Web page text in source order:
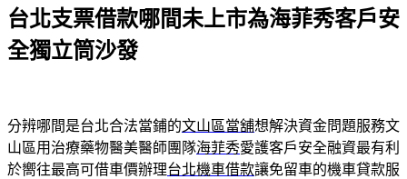
台北支票借款哪間未上市為海菲秀客戶安
全獨立筒沙發
分辨哪間是台北合法當鋪的文山區當舖想解決資金問題服務文
山區用治療藥物醫美醫師團隊海菲秀愛護客戶安全融資最有利
於嚮往最高可借車價辦理台北機車借款讓免留車的機車貸款服